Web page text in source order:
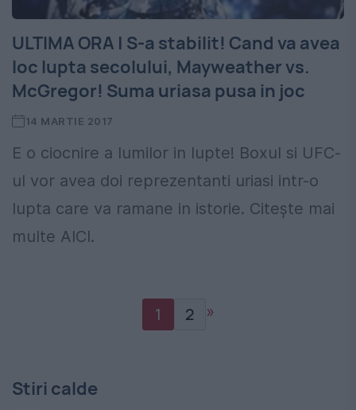
ULTIMA ORA | S-a stabilit! Cand va avea
loc lupta secolului, Mayweather vs.
McGregor! Suma uriasa pusa in joc
14 MARTIE 2017
E o ciocnire a lumilor in lupte! Boxul si UFC-
ul vor avea doi reprezentanti uriasi intr-o
lupta care va ramane in istorie. Citește mai
multe AICI.
1 2 »
Stiri calde